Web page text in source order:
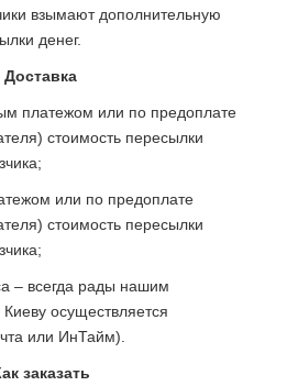
взымают дополнительную
денег.
Доставка
платежом или по предоплате
стоимость пересылки
или по предоплате
стоимость пересылки
– всегда рады нашим
осуществляется
или ИнТайм).
заказать